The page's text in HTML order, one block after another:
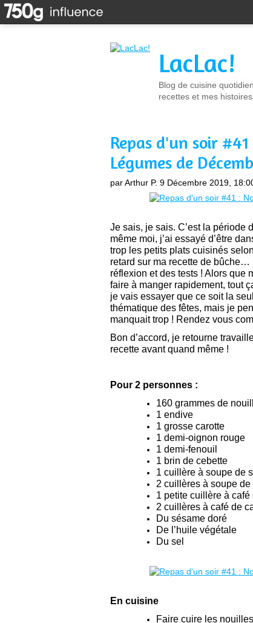
LacLac!
Blog de cuisine
recettes et mes
Repas d'un soir
Légumes de
par Arthur P. 9 Décembre 2019,
Je sais, je sais. C’est la période
même moi, j’ai essayé d’être
trop les petits plats cuisinés
retard sur ma recette de bûche…
réflexion et des tests ! Alors que
faire à manger rapidement, tout
je vais essayer que ce soit la
thématique des fêtes, mais je
manquait trop ! Rendez vous
Bon d’accord, je retourne
recette avant quand même !
Pour 2 personnes :
160 grammes de
1 endive
1 grosse carotte
1 demi-oignon rouge
1 demi-fenouil
1 brin de cebette
1 cuillère à soupe de
2 cuillères à soupe
1 petite cuillère à
2 cuillères à café de
Du sésame doré
De l’huile végétale
Du sel
En cuisine
Faire cuire les